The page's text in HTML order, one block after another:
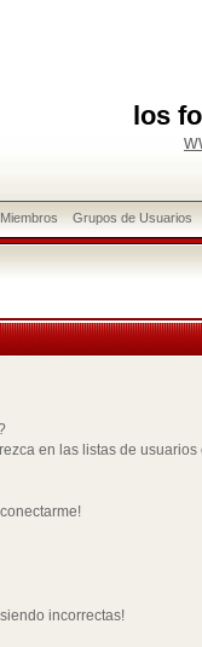
los
Grupos de Usuarios
en las listas de usuarios
incorrectas!